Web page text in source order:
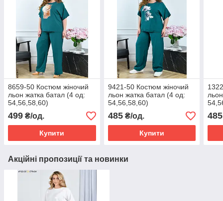
8659-50 Костюм жіночий
льон жатка батал (4 од:
54,56,58,60)
499 ₴/од.
Купити
9421-50 Костюм жіночий
льон жатка батал (4 од:
54,56,58,60)
485₴/од.
Купити
485
Акційні пропозиції та новинки